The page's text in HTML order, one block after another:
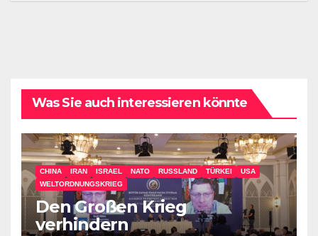
Was Sie auch interessieren könnte
CHINA IRAN ISRAEL NATO RUSSLAND TÜRKEI
USA
WELTORDNUNGSKRIEG
Den Großen Krieg
verhindern